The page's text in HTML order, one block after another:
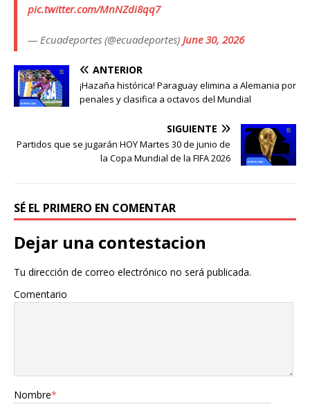
pic.twitter.com/MnNZdi8qq7
— Ecuadeportes (@ecuadeportes) June 30, 2026
ANTERIOR
¡Hazaña histórica! Paraguay elimina a Alemania por
penales y clasifica a octavos del Mundial
SIGUIENTE
Partidos que se jugarán HOY Martes 30 de junio de
la Copa Mundial de la FIFA 2026
SÉ EL PRIMERO EN COMENTAR
Dejar una contestacion
Tu dirección de correo electrónico no será publicada.
Comentario
Nombre*